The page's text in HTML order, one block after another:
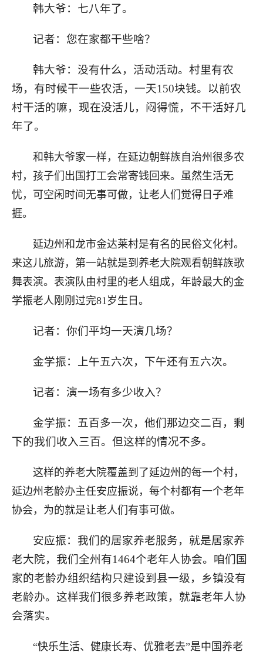
韩大爷：七八年了。
记者：您在家都干些啥？
韩大爷：没有什么，活动活动。村里有农
场，有时候干一些农活，一天150块钱。以前农
村干活的嘛，现在没活儿，闷得慌，不干活好几
年了。
和韩大爷家一样，在延边朝鲜族自治州很多农
村，孩子们出国打工会常寄钱回来。虽然生活无
忧，可空闲时间无事可做，让老人们觉得日子难
捱。
延边州和龙市金达莱村是有名的民俗文化村。
来这儿旅游，第一站就是到养老大院观看朝鲜族歌
舞表演。表演队由村里的老人组成，年龄最大的金
学振老人刚刚过完81岁生日。
记者：你们平均一天演几场？
金学振：上午五六次，下午还有五六次。
记者：演一场有多少收入？
金学振：五百多一次，他们那边交二百，剩
下的我们收入三百。但这样的情况不多。
这样的养老大院覆盖到了延边州的每一个村，
延边州老龄办主任安应振说，每个村都有一个老年
协会，为的就是让老人们有事可做。
安应振：我们的居家养老服务，就是居家养
老大院，我们全州有1464个老年人协会。咱们国
家的老龄办组织结构只建设到县一级，乡镇没有
老龄办。这样我们很多养老政策，就靠老年人协
会落实。
“快乐生活、健康长寿、优雅老去”是中国养老